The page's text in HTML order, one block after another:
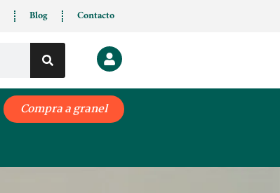
Blog Contacto
Compra a granel